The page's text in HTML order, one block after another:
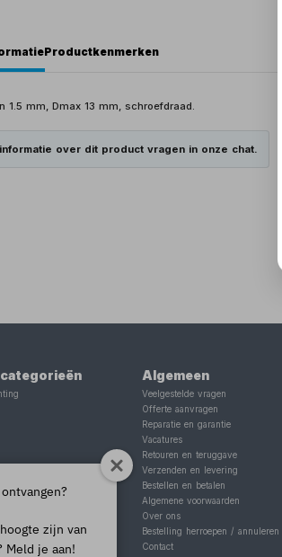
Productkenmerken
1.5 mm, Dmax 13 mm, schroefdraad.
over dit product vragen in onze chat.
Algemeen
Veelgestelde vragen
Offerte aanvragen
Reparatie en garantie
Vacatures
Retouren en teruggave
Verzenden en levering
Bestellen en betalen
Algemene voorwaarden
Over ons
Bestelling herroepen / annuleren
Contact
zijn van
Meld je aan!